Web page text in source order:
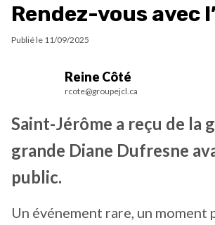
Rendez-vous avec
Publié le 11/09/2025
Reine Côté
rcote@groupejcl.ca
Saint-Jérôme a reçu de la
grande Diane Dufresne
public.
Un événement rare, un